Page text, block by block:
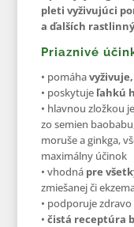
pleti vyživujúci
a ďalších
Priaznivé
• pomáha
• poskytuje ľahkú
• hlavnou zložkou
zo semien
moruše a ginkga,
maximálny účinok
• vhodná pre
zmiešanej či
• podporuje
•čistá receptúra